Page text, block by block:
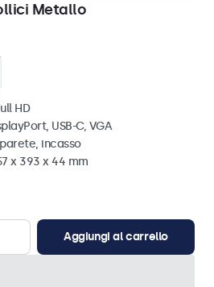
Metallo
HD
USB-C, VGA
incasso
x 393 x 44 mm
Aggiungi al carrello